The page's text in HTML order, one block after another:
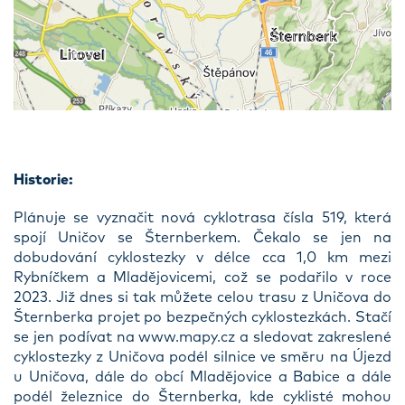
Historie:
Plánuje se vyznačit nová cyklotrasa čísla 519, která
spojí Uničov se Šternberkem. Čekalo se jen na
dobudování cyklostezky v délce cca 1,0 km mezi
Rybníčkem a Mladějovicemi, což se podařilo v roce
2023. Již dnes si tak můžete celou trasu z Uničova do
Šternberka projet po bezpečných cyklostezkách. Stačí
se jen podívat na www.mapy.cz a sledovat zakreslené
cyklostezky z Uničova podél silnice ve směru na Újezd
u Uničova, dále do obcí Mladějovice a Babice a dále
podél železnice do Šternberka, kde cyklisté mohou